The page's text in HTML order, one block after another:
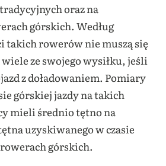
oraz na
górskich. Według
takich rowerów nie muszą się
ze swojego wysiłku, jeśli
z doładowaniem. Pomiary
górskiej jazdy na takich
mieli średnio tętno na
uzyskiwanego w czasie
górskich.